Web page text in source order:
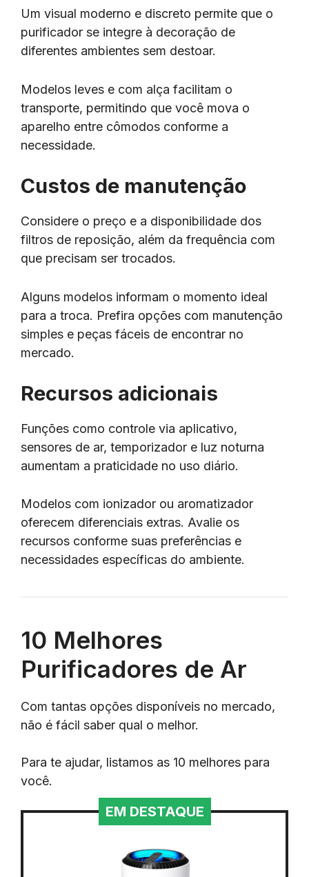
Um visual moderno e discreto permite que o
purificador se integre à decoração de
diferentes ambientes sem destoar.
Modelos leves e com alça facilitam o
transporte, permitindo que você mova o
aparelho entre cômodos conforme a
necessidade.
Custos de manutenção
Considere o preço e a disponibilidade dos
filtros de reposição, além da frequência com
que precisam ser trocados.
Alguns modelos informam o momento ideal
para a troca. Prefira opções com manutenção
simples e peças fáceis de encontrar no
mercado.
Recursos adicionais
Funções como controle via aplicativo,
sensores de ar, temporizador e luz noturna
aumentam a praticidade no uso diário.
Modelos com ionizador ou aromatizador
oferecem diferenciais extras. Avalie os
recursos conforme suas preferências e
necessidades específicas do ambiente.
10 Melhores
Purificadores de Ar
Com tantas opções disponíveis no mercado,
não é fácil saber qual o melhor.
Para te ajudar, listamos as 10 melhores para
você.
EM DESTAQUE